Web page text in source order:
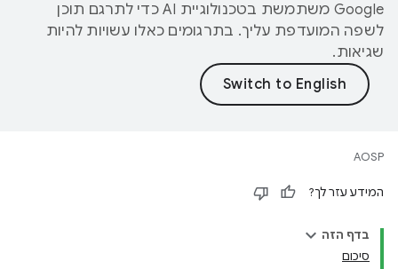
‫Google משתמשת בטכנולוגיית AI כדי לתרגם תוכן
לשפה המועדפת עליך. בתרגומים כאלו עשויות להיות
שגיאות.
AOSP
המידע עזר לך?
בדף הזה
סיכום